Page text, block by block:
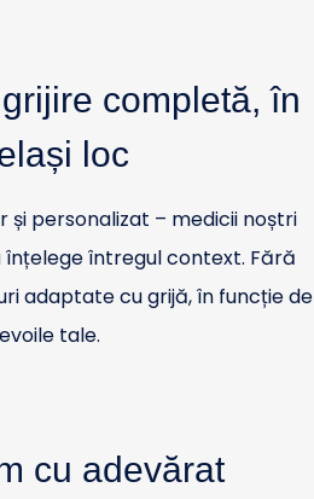
completă, în
loc
și personalizat – medicii noștri
întregul context. Fără
adaptate cu grijă, în funcție de
tale.
cu adevărat